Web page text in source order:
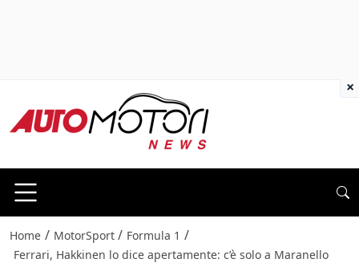
Home / MotorSport / Formula 1 /
Ferrari, Hakkinen lo dice apertamente: c’è solo a Maranello
×